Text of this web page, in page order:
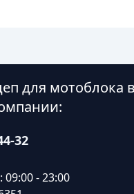
для мотоблока
32
: 09:00 - 23:00